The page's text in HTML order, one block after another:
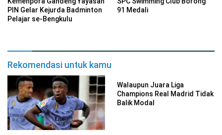
PIN Gelar Kejurda Badminton
Pelajar se-Bengkulu
91 Medali
Rekomendasi untuk kamu
Walaupun Juara Liga
Champions Real Madrid Tidak
Balik Modal